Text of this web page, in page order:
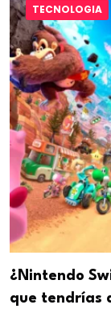
TECNOLOGIA
¿Nintendo
que tendrías